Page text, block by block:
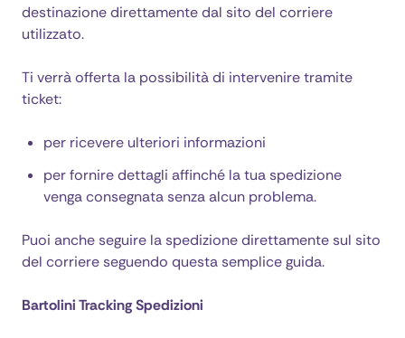
destinazione direttamente dal sito del corriere
utilizzato.
Ti verrà offerta la possibilità di intervenire tramite
ticket:
per ricevere ulteriori informazioni
per fornire dettagli affinché la tua spedizione
venga consegnata senza alcun problema.
Puoi anche seguire la spedizione direttamente sul sito
del corriere seguendo questa semplice guida.
Bartolini Tracking Spedizioni